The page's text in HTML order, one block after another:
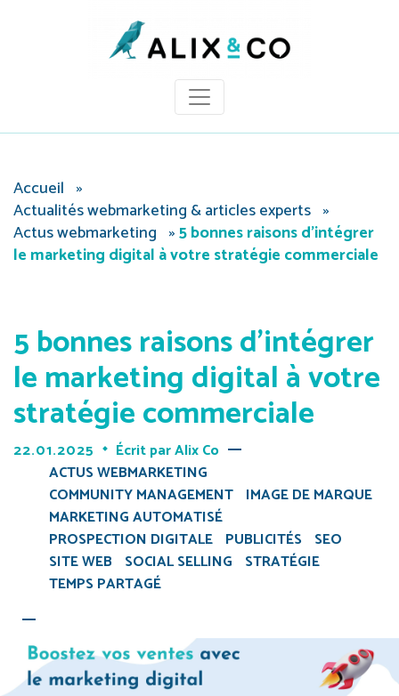
Accueil »
Actualités webmarketing & articles experts »
Actus webmarketing »5 bonnes raisons d’intégrer
le marketing digital à votre stratégie commerciale
5 bonnes raisons d’intégrer
le marketing digital à votre
stratégie commerciale
22.01.2025 Écrit parAlix Co
ACTUS WEBMARKETING
COMMUNITY MANAGEMENT IMAGE DE MARQUE
MARKETING AUTOMATISÉ
PROSPECTION DIGITALE PUBLICITÉS SEO
SITE WEB SOCIAL SELLING STRATÉGIE
TEMPS PARTAGÉ